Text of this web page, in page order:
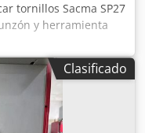
tornillos Sacma SP27
y herramienta
de corte: 10,5 mm
S Hjfx Ah Hjrf
ProducciónClasificado